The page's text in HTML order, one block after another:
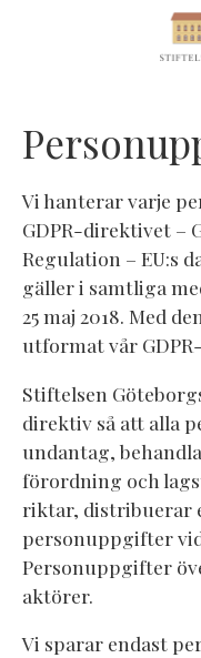
Vi hanterar varje
GDPR-direktivet –
Regulation – EU:s
gäller i samtliga
25 maj 2018. Med
utformat vår
Stiftelsen
direktiv så att alla
undantag,
förordning och
riktar, distribuerar
personuppgifter
Personuppgifter
aktörer.
Vi sparar endast